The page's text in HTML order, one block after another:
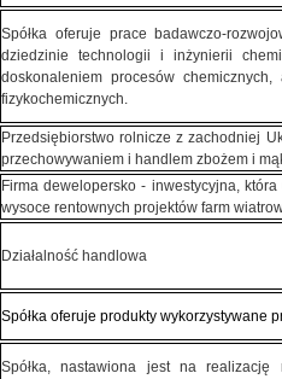
Spółka oferuje prace badawczo-
dziedzinie technologii i inżynierii
doskonaleniem procesów
fizykochemicznych.
Przedsiębiorstwo rolnicze z zachodniej
przechowywaniem i handlem zbożem i
Firma dewelopersko - inwestycyjna,
wysoce rentownych projektów farm
Działalność handlowa
Spółka oferuje produkty wykorzystywane
Spółka, nastawiona jest na realizację